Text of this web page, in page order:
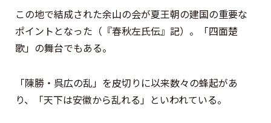
この地で結成された余山の会が夏王朝の建国の重要な
ポイントとなった（『春秋左氏伝』記）。「四面楚
歌」の舞台でもある。
「陳勝・呉広の乱」を皮切りに以来数々の蜂起があ
り、「天下は安徽から乱れる」といわれている。